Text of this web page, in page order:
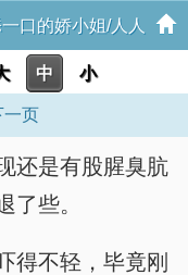
口的娇小姐/人人
中 小
一页
还是有股腥臭肮
了些。
得不轻，毕竟刚